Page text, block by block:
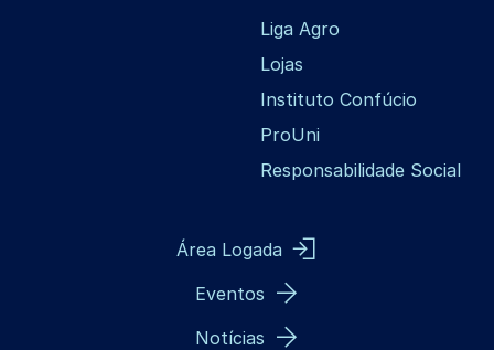
Liga Agro
Lojas
Instituto Confúcio
ProUni
Responsabilidade Social
Área Logada
Eventos
Notícias